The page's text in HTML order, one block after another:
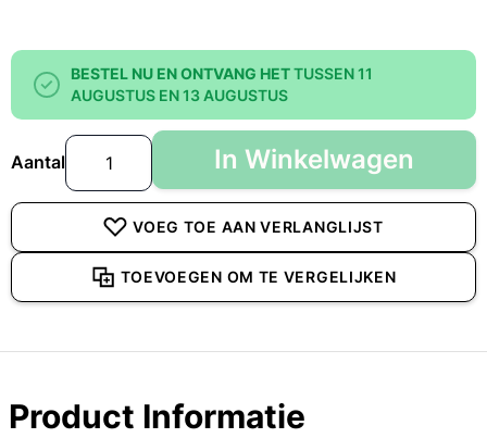
BESTEL NU EN ONTVANG HETTUSSEN 11
AUGUSTUS EN 13 AUGUSTUS
Aantal In Winkelwagen
VOEG TOE AAN VERLANGLIJST
TOEVOEGEN OM TE VERGELIJKEN
Product Informatie